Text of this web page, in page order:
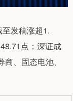
发稿涨超1.
点；深证成
、固态电池、